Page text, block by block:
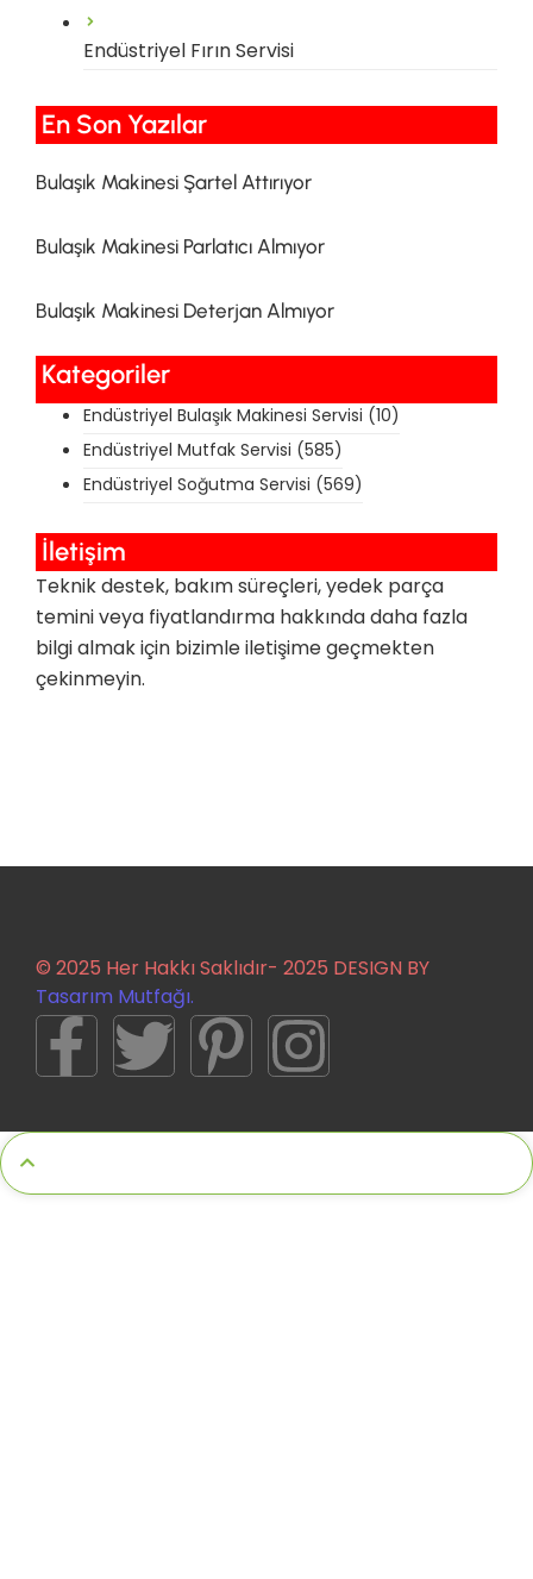
Endüstriyel Fırın Servisi
En Son Yazılar​
Bulaşık Makinesi Şartel Attırıyor
Bulaşık Makinesi Parlatıcı Almıyor
Bulaşık Makinesi Deterjan Almıyor
Kategoriler
Endüstriyel Bulaşık Makinesi Servisi (10)
Endüstriyel Mutfak Servisi (585)
Endüstriyel Soğutma Servisi (569)
İletişim
Teknik destek, bakım süreçleri, yedek parça
temini veya fiyatlandırma hakkında daha fazla
bilgi almak için bizimle iletişime geçmekten
çekinmeyin.
© 2025 Her Hakkı Saklıdır- 2025 DESIGN BY
Tasarım Mutfağı.